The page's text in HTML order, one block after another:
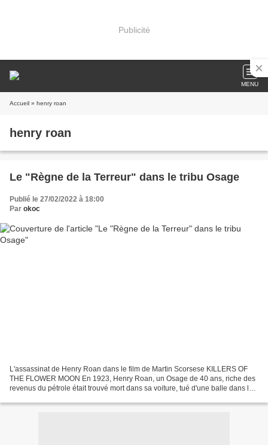
Publicité
MENU
Accueil » henry roan
henry roan
Le "Règne de la Terreur" dans le tribu Osage
Publié le 27/02/2022 à 18:00
Par okoc
L'assassinat de Henry Roan dans le film de Martin Scorsese KILLERS OF
THE FLOWER MOON En 1923, Henry Roan, un Osage de 40 ans, riche des
revenus du pétrole était trouvé mort dans sa voiture, tué d'une balle dans la